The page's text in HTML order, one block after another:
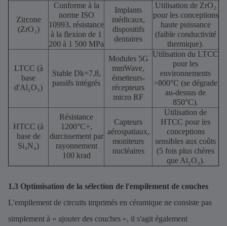
Zircone
(ZrO₂)
Conforme à la
norme ISO
10993, résistance
à la flexion de 1
200 à 1 500 MPa
Implants
médicaux,
dispositifs
dentaires
Utilisation de ZrO₂
pour les conceptions
haute puissance
(faible conductivité
thermique).
LTCC (à
base
d'Al₂O₃)
Stable Dk=7,8,
passifs intégrés
Modules 5G
mmWave,
émetteurs-
récepteurs
micro RF
Utilisation du LTCC
pour les
environnements
>800°C (se dégrade
au-dessus de
850°C).
HTCC (à
base de
Si₃N₄)
Résistance
1200°C+,
durcissement par
rayonnement
100 krad
Capteurs
aérospatiaux,
moniteurs
nucléaires
Utilisation de
HTCC pour les
conceptions
sensibles aux coûts
(5 fois plus chères
que Al₂O₃).
1.3 Optimisation de la sélection de l'empilement de couches
L'empilement de circuits imprimés en céramique ne consiste pas
simplement à « ajouter des couches », il s'agit également